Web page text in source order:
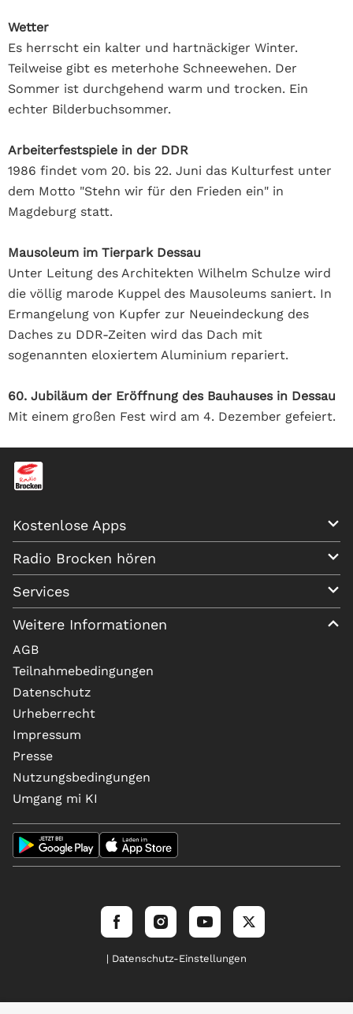
Wetter
Es herrscht ein kalter und hartnäckiger Winter.
Teilweise gibt es meterhohe Schneewehen. Der
Sommer ist durchgehend warm und trocken. Ein
echter Bilderbuchsommer.
Arbeiterfestspiele in der DDR
1986 findet vom 20. bis 22. Juni das Kulturfest unter
dem Motto "Stehn wir für den Frieden ein" in
Magdeburg statt.
Mausoleum im Tierpark Dessau
Unter Leitung des Architekten Wilhelm Schulze wird
die völlig marode Kuppel des Mausoleums saniert. In
Ermangelung von Kupfer zur Neueindeckung des
Daches zu DDR-Zeiten wird das Dach mit
sogenannten eloxiertem Aluminium repariert.
60. Jubiläum der Eröffnung des Bauhauses in Dessau
Mit einem großen Fest wird am 4. Dezember gefeiert.
Kostenlose Apps
Radio Brocken hören
Services
Weitere Informationen
AGB
Teilnahmebedingungen
Datenschutz
Urheberrecht
Impressum
Presse
Nutzungsbedingungen
Umgang mi KI
| Datenschutz-Einstellungen